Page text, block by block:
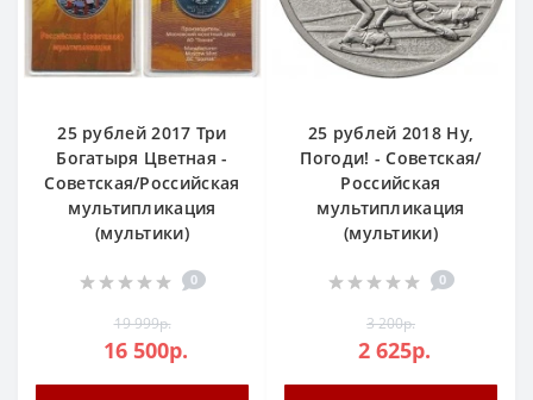
25 рублей 2017 Три
Богатыря Цветная -
Советская/Российская
мультипликация
(мультики)
0
19 999р.
16 500р.
25 рублей 2018 Ну,
Погоди! - Советская/
Российская
мультипликация
(мультики)
0
3 200р.
2 625р.